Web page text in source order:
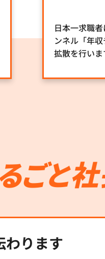
日本一求職
ンネル「年
拡散を行いま
わります